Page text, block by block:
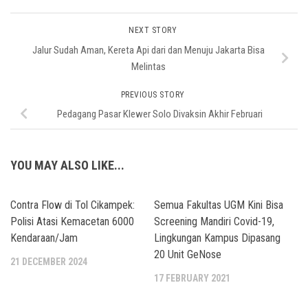
NEXT STORY
Jalur Sudah Aman, Kereta Api dari dan Menuju Jakarta Bisa
Melintas
PREVIOUS STORY
Pedagang Pasar Klewer Solo Divaksin Akhir Februari
YOU MAY ALSO LIKE...
Contra Flow di Tol Cikampek:
Polisi Atasi Kemacetan 6000
Kendaraan/Jam
21 DECEMBER 2024
Semua Fakultas UGM Kini Bisa
Screening Mandiri Covid-19,
Lingkungan Kampus Dipasang
20 Unit GeNose
17 FEBRUARY 2021